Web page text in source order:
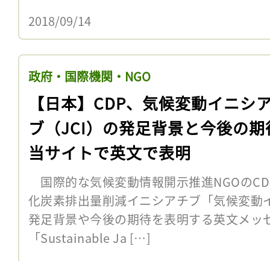
2018/09/14
政府・国際機関・NGO
【日本】CDP、気候変動イニシ
ブ（JCI）の発足背景と今後の期
当サイトで英文で表明
国際的な気候変動情報開示推進NGOの
化炭素排出量削減イニシアチブ「気候変動
発足背景や今後の期待を表明する英文メッ
「Sustainable Ja […]